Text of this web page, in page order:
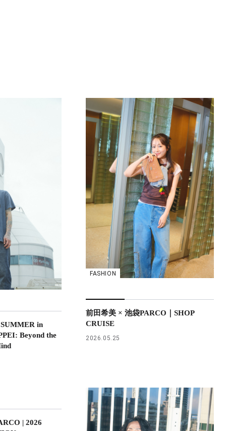
in
Beyond the
FASHION
前田希美 × 池袋PARCO｜SHOP
CRUISE
2026.05.25
| 2026